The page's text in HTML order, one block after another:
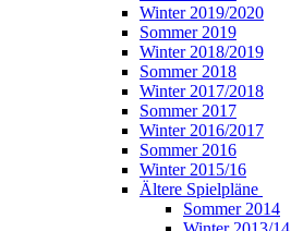
Winter 2019/2020
Sommer 2019
Winter 2018/2019
Sommer 2018
Winter 2017/2018
Sommer 2017
Winter 2016/2017
Sommer 2016
Winter 2015/16
Ältere Spielpläne
Sommer 2014